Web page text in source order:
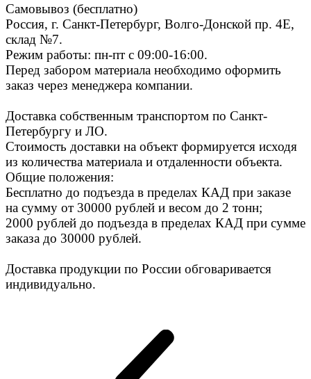
Самовывоз (бесплатно)
Россия, г. Санкт-Петербург, Волго-Донской пр. 4E,
склад №7.
Режим работы: пн-пт с 09:00-16:00.
Перед забором материала необходимо оформить
заказ через менеджера компании.
Доставка собственным транспортом по Санкт-
Петербургу и ЛО.
Стоимость доставки на объект формируется исходя
из количества материала и отдаленности объекта.
Общие положения:
Бесплатно до подъезда в пределах КАД при заказе
на сумму от 30000 рублей и весом до 2 тонн;
2000 рублей до подъезда в пределах КАД при сумме
заказа до 30000 рублей.
Доставка продукции по России обговаривается
индивидуально.